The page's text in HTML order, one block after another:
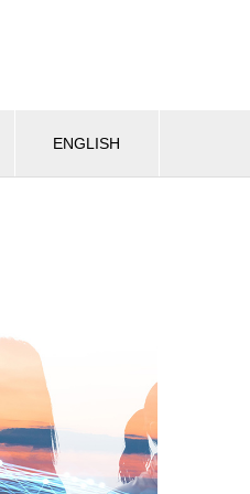
ENGLISH